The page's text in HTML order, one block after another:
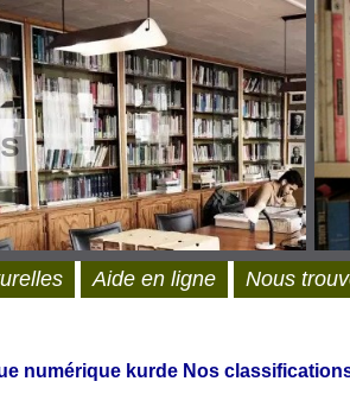
numérique kurde Nos
Aide en ligne Nous